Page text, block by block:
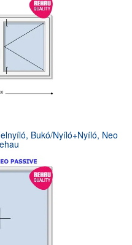
Bukó/Nyíló+Nyíló, Neo